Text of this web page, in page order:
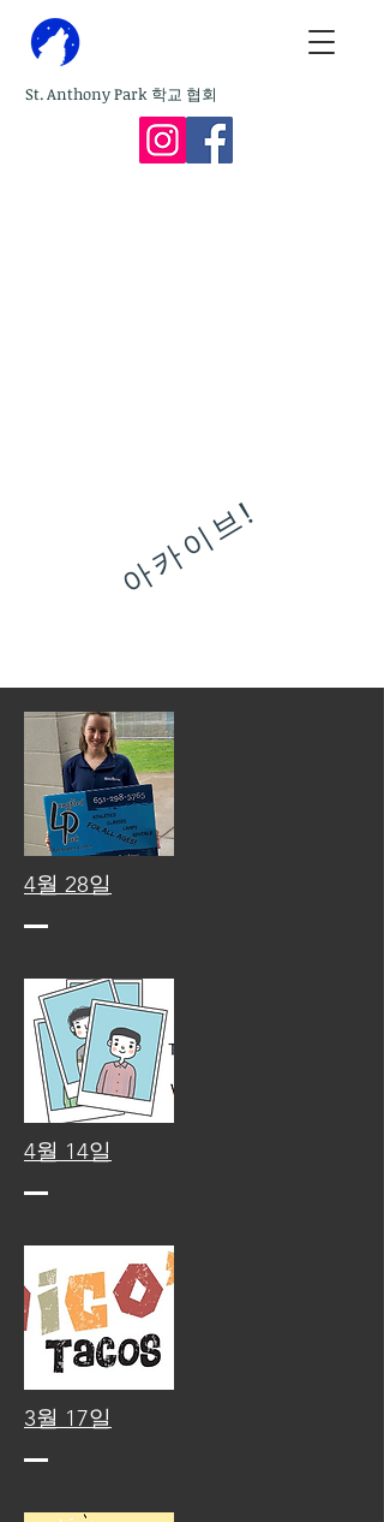
St. Anthony Park 학교 협회
아카이브!
4월 28일
4월 14일
3월 17일